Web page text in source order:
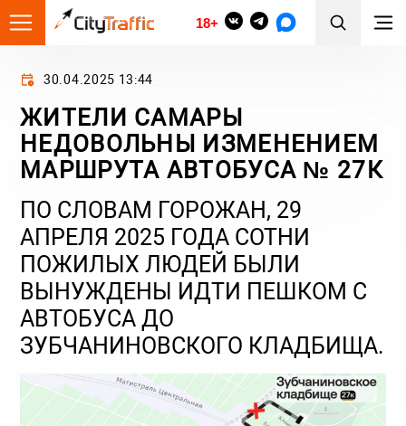
18+
30.04.2025 13:44
ЖИТЕЛИ САМАРЫ
НЕДОВОЛЬНЫ ИЗМЕНЕНИЕМ
МАРШРУТА АВТОБУСА № 27К
ПО СЛОВАМ ГОРОЖАН, 29
АПРЕЛЯ 2025 ГОДА СОТНИ
ПОЖИЛЫХ ЛЮДЕЙ БЫЛИ
ВЫНУЖДЕНЫ ИДТИ ПЕШКОМ С
АВТОБУСА ДО
ЗУБЧАНИНОВСКОГО КЛАДБИЩА.